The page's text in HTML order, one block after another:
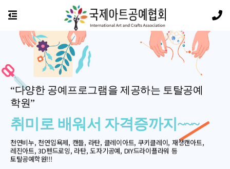
“다양한 공예프로그램을 제공하는 토탈공예
학원”
취미로 배워서 자격증까지~~~
천연비누, 천연입욕제, 캔들, 라탄, 클레이아트, 쿠키클레이, 재생캔아트,
레진아트, 3D펜드로잉, 라탄, 도자기공예, DIY드라이플라워 등
토탈공예학원!!!